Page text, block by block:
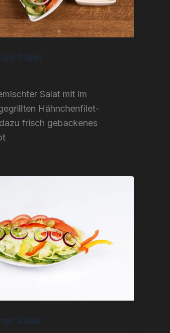
Salat
Salat mit im
Hähnchenfilet-
frisch gebackenes
Salat